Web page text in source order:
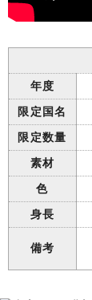
年度
限定国名
限定数量
素材
色
身長
備考